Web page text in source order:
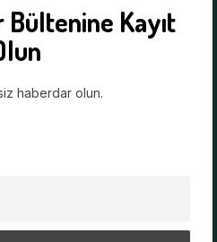
Bültenine Kayıt
haberdar olun.